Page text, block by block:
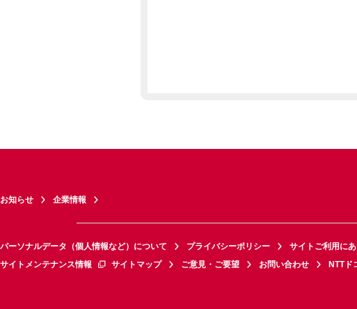
お知らせ 企業情報
パーソナルデータ（個人情報など）について プライバシーポリシー サイトご利用に
サイトメンテナンス情報
サイトマップ ご意見・ご要望 お問い合わせ NTTド